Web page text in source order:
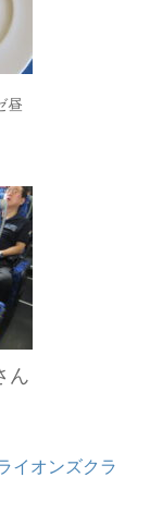
昼
ん
イオンズクラ